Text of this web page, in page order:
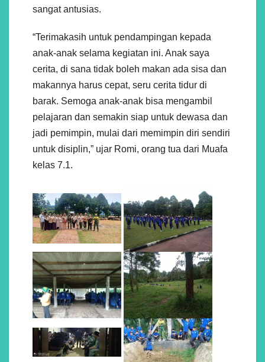
sangat antusias.
“Terimakasih untuk pendampingan kepada
anak-anak selama kegiatan ini. Anak saya
cerita, di sana tidak boleh makan ada sisa dan
makannya harus cepat, seru cerita tidur di
barak. Semoga anak-anak bisa mengambil
pelajaran dan semakin siap untuk dewasa dan
jadi pemimpin, mulai dari memimpin diri sendiri
untuk disiplin,” ujar Romi, orang tua dari Muafa
kelas 7.1.